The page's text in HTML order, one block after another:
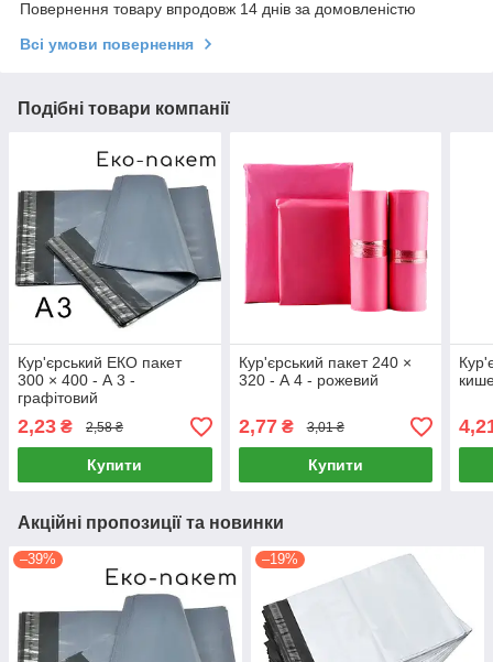
Повернення товару впродовж 14 днів за домовленістю
Всі умови повернення
Подібні товари компанії
Кур'єрський ЕКО пакет
300 × 400 - А 3 -
графітовий
2,23 ₴ 2,58 ₴
Купити
Кур'єрський пакет 240 ×
320 - А 4 - рожевий
2,77₴ 3,01 ₴
Купити
Акційні пропозиції та новинки
–39% –19%